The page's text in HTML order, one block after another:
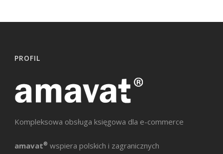
PROFIL
Kompleksowa obsługa księgowa dla e-commerce
amavat® wspiera polskich i zagranicznych